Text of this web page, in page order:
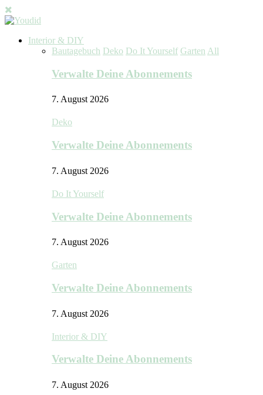
Interior & DIY
Bautagebuch Deko Do It Yourself Garten All
Verwalte Deine Abonnements
7. August 2026
Deko
Verwalte Deine Abonnements
7. August 2026
Do It Yourself
Verwalte Deine Abonnements
7. August 2026
Garten
Verwalte Deine Abonnements
7. August 2026
Interior & DIY
Verwalte Deine Abonnements
7. August 2026